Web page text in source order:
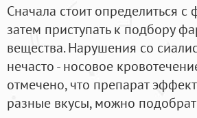
Сначала стоит определиться
затем приступать к подбору
вещества. Нарушения со
нечасто - носовое
отмечено, что препарат
разные вкусы, можно